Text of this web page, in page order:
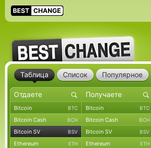
Таблица Список Популярное
Bitcoin BTC Bitcoin BTC
Bitcoin Cash BCH Bitcoin Cash BCH
Bitcoin SV BSV Bitcoin SV BSV
Ethereum ETH Ethereum ETH